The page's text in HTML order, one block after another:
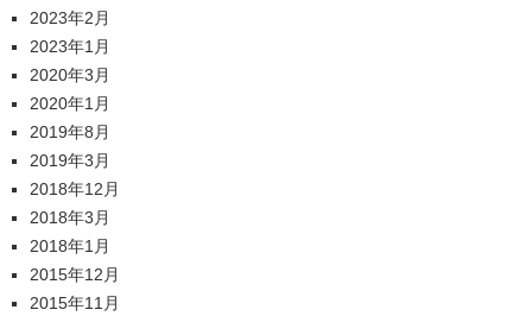
2023年2月
2023年1月
2020年3月
2020年1月
2019年8月
2019年3月
2018年12月
2018年3月
2018年1月
2015年12月
2015年11月